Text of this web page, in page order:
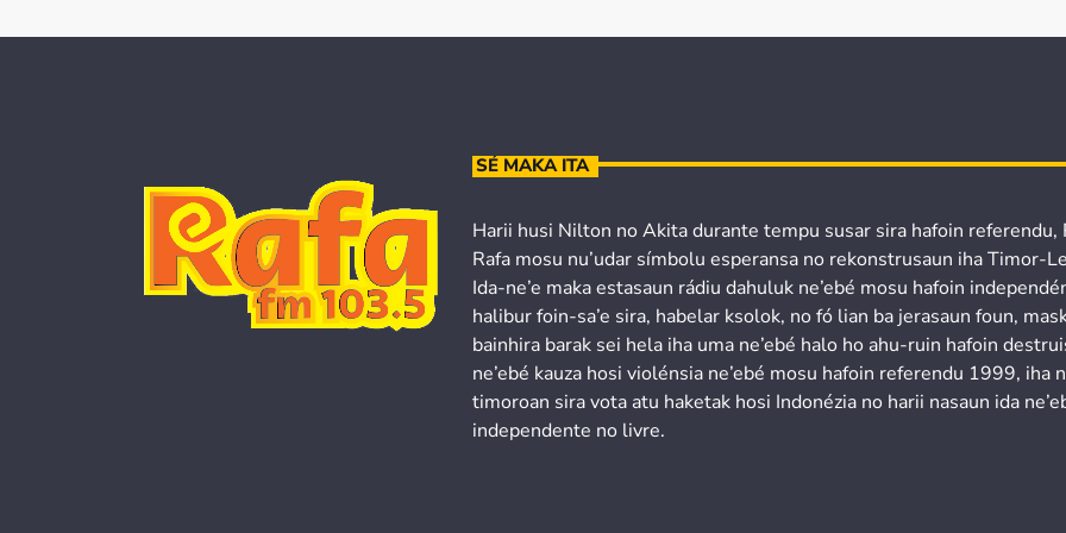
SÉ MAKA ITA
Harii husi Nilton no Akita durante tempu susar sira hafoin referendu,
Rafa mosu nu’udar símbolu esperansa no rekonstrusaun iha Timor-
Ida-ne’e maka estasaun rádiu dahuluk ne’ebé mosu hafoin
halibur foin-sa’e sira, habelar ksolok, no fó lian ba jerasaun foun,
bainhira barak sei hela iha uma ne’ebé halo ho ahu-ruin hafoin
ne’ebé kauza hosi violénsia ne’ebé mosu hafoin referendu 1999, iha
timoroan sira vota atu haketak hosi Indonézia no harii nasaun ida
independente no livre.